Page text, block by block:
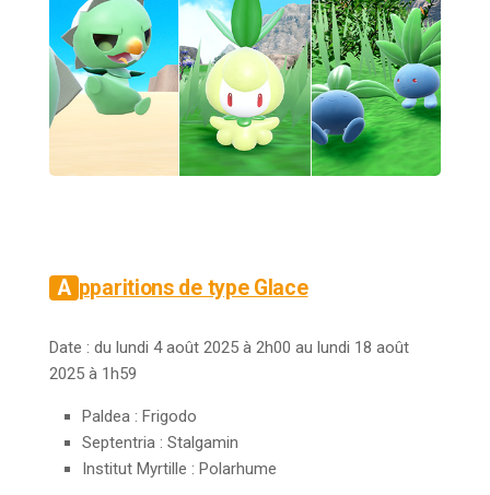
Apparitions de type Glace
Date : du lundi 4 août 2025 à 2h00 au lundi 18 août
2025 à 1h59
Paldea : Frigodo
Septentria : Stalgamin
Institut Myrtille : Polarhume